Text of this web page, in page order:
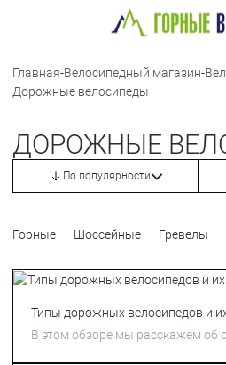
Главная-Велосипедный магазин-
Дорожные велосипеды
ДОРОЖНЫЕ
По популярности
Горные Шоссейные Гревелы
Типы дорожных велосипедов и
В этом обзоре мы расскажем об